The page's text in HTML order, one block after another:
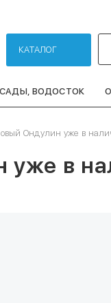
КАТАЛОГ
ВОДОСТОК
Ондулин уже в
уже в